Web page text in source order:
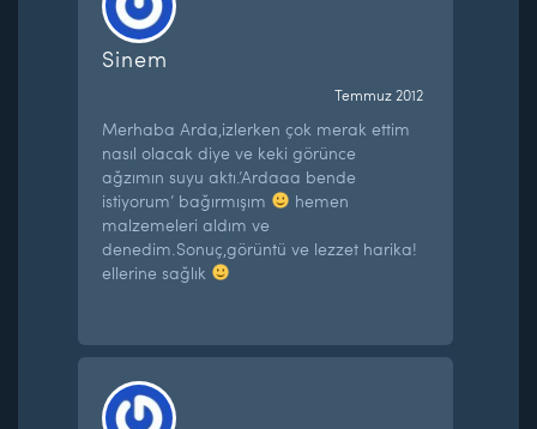
Sinem
Temmuz 2012
Merhaba Arda,izlerken çok merak ettim
nasıl olacak diye ve keki görünce
ağzımın suyu aktı.’Ardaaa bende
istiyorum’ bağırmışım
hemen
malzemeleri aldım ve
denedim.Sonuç,görüntü ve lezzet harika!
ellerine sağlık